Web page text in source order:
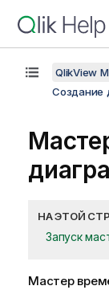
QlikView
Создание
НА ЭТОЙ
Запуск
Мастер